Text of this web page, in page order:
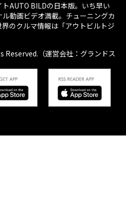
AUTO BILDの日本版。いち早い
動画ビデオ満載。チューニングカ
のクルマ情報は「アウトビルトジ
（運営会社：グランドス